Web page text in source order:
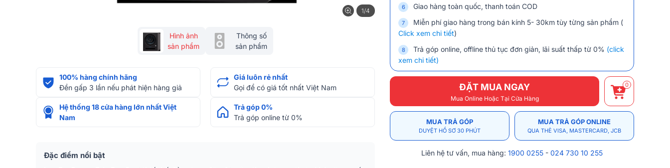
1/4
Hình ảnh
sản phẩm
Thông số
sản phẩm
100% hàng chính hãng
Đền gấp 3 lần nếu phát hiện hàng giả
Giá luôn rẻ nhất
Gọi để có giá tốt nhất Việt Nam
Hệ thống 18 cửa hàng lớn nhất Việt
Nam
Trả góp 0%
Trả góp online từ 0%
Đặc điểm nổi bật
Giao hàng toàn quốc, thanh toán COD
Miễn phí giao hàng trong bán kính 5- 30km tùy từng sản phẩm (
Click xem chi tiết)
Trả góp online, offline thủ tục đơn giản, lãi suất thấp từ 0% (click
xem chi tiết)
ĐẶT MUA NGAY
Mua Online Hoặc Tại Cửa Hàng
0
MUA TRẢ GÓP
DUYỆT HỒ SƠ 30 PHÚT
MUA TRẢ GÓP ONLINE
QUA THẺ VISA, MASTERCARD, JCB
Liên hệ tư vấn, mua hàng: 1900 0255 - 024 730 10 255